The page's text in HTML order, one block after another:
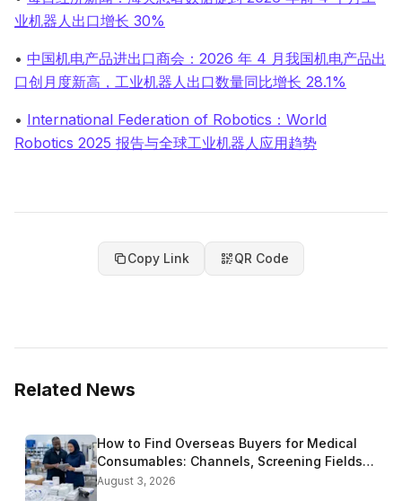
业机器人出口增长 30%
• 中国机电产品进出口商会：2026 年 4 月我国机电产品出
口创月度新高，工业机器人出口数量同比增长 28.1%
• International Federation of Robotics：World
Robotics 2025 报告与全球工业机器人应用趋势
Copy Link QR Code
Related News
How to Find Overseas Buyers for Medical
Consumables: Channels, Screening Fields
and Templates
August 3, 2026